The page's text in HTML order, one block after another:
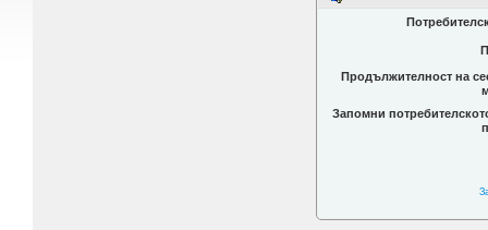
Продължителност на
Запомни